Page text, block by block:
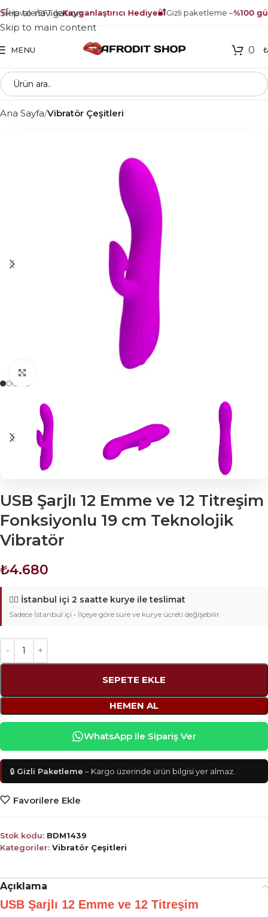
Havale/EFT ileKayganlaştırıcı Hediye🔐Gizli paketleme –%100
Skip to navigation
Skip to main content
MENU 0 ₺
Ana Sayfa Vibratör Çeşitleri
USB Şarjlı 12 Emme ve 12 Titreşim
Fonksiyonlu 19 cm Teknolojik
Vibratör
₺4.680
🚴‍♂️ İstanbul içi 2 saatte kurye ile teslimat
Sadece İstanbul içi • İlçeye göre süre ve kurye ücreti değişebilir
SEPETE EKLE
HEMEN AL
WhatsApp ile Sipariş Ver
🔒 Gizli Paketleme – Kargo üzerinde ürün bilgisi yer almaz.
Favorilere Ekle
Stok kodu: BDM1439
Kategoriler: Vibratör Çeşitleri
Açıklama
USB Şarjlı 12 Emme ve 12 Titreşim